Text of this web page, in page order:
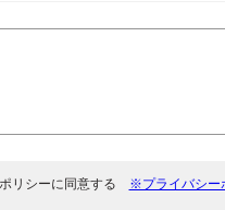
リシーに同意する ※プライバシー